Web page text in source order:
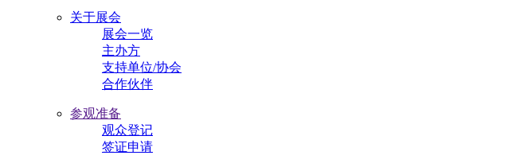
关于展会
展会一览
主办方
支持单位/协会
合作伙伴
参观准备
观众登记
签证申请